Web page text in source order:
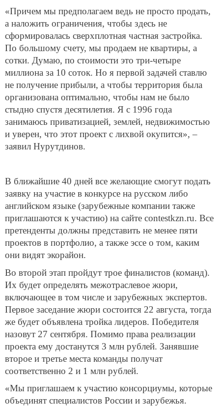
«Причем мы предполагаем ведь не просто продать,
а наложить ограничения, чтобы здесь не
сформировалась сверхплотная частная застройка.
По большому счету, мы продаем не квартиры, а
сотки. Думаю, по стоимости это три-четыре
миллиона за 10 соток. Но я первой задачей ставлю
не получение прибыли, а чтобы территория была
организована оптимально, чтобы нам не было
стыдно спустя десятилетия. Я с 1996 года
занимаюсь приватизацией, землей, недвижимостью
и уверен, что этот проект с лихвой окупится», –
заявил Нурутдинов.
В ближайшие 40 дней все желающие смогут подать
заявку на участие в конкурсе на русском либо
английском языке (зарубежные компании также
приглашаются к участию) на сайте contestkzn.ru. Все
претенденты должны представить не менее пяти
проектов в портфолио, а также эссе о том, каким
они видят экорайон.
Во второй этап пройдут трое финалистов (команд).
Их будет определять межотраслевое жюри,
включающее в том числе и зарубежных экспертов.
Первое заседание жюри состоится 22 августа, тогда
же будет объявлена тройка лидеров. Победителя
назовут 27 сентября. Помимо права реализации
проекта ему достанутся 3 млн рублей. Занявшие
второе и третье места команды получат
соответственно 2 и 1 млн рублей.
«Мы приглашаем к участию консорциумы, которые
объединят специалистов России и зарубежья.